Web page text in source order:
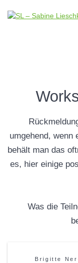
umgehend, wenn
behält man das
es, hier einige
Was die
Brigitte